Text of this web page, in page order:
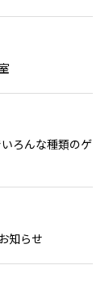
ろんな種類のゲ
知らせ